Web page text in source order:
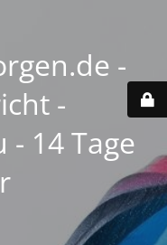
-
-
14 Tage